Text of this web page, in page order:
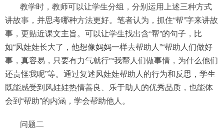
教学时，教师可以让学生分组，分别运用上述三种方式
讲故事，并思考哪种方法更好。笔者认为，抓住“帮”字来讲故
事，更贴近课文主旨。可以让学生找出含“帮”的句子，比
如“风娃娃长大了，他想像妈妈一样去帮助人”“帮助人们做好
事，真容易，只要有力气就行”“我帮人们做事情，为什么他们
还责怪我呢”等。通过复述风娃娃帮助人的行为和反思，学生
既能感受到风娃娃热情善良、乐于助人的优秀品质，也能体
会到“帮助”的内涵，学会帮助他人。
问题二